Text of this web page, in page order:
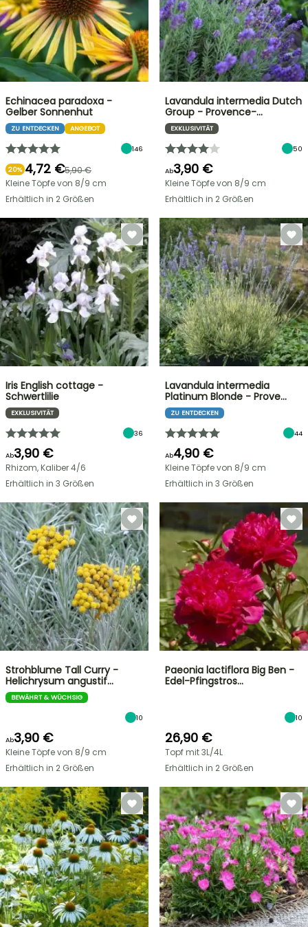
Echinacea paradoxa -
Gelber Sonnenhut
ZU ENTDECKEN ANGEBOT
146
20% 4,72 €5,90 €
Kleine Töpfe von 8/9 cm
Erhältlich in 2 Größen
Lavandula intermedia Dutch
Group - Provence-…
EXKLUSIVITÄT
50
Ab3,90 €
Kleine Töpfe von 8/9 cm
Erhältlich in 2 Größen
Iris English cottage -
Schwertlilie
EXKLUSIVITÄT
36
Ab3,90 €
Rhizom, Kaliber 4/6
Erhältlich in 3 Größen
Lavandula intermedia
Platinum Blonde - Prove…
ZU ENTDECKEN
44
Ab4,90 €
Kleine Töpfe von 8/9 cm
Erhältlich in 3 Größen
Strohblume Tall Curry -
Helichrysum angustif…
BEWÄHRT & WÜCHSIG
10
Ab3,90 €
Kleine Töpfe von 8/9 cm
Erhältlich in 2 Größen
Paeonia lactiflora Big Ben -
Edel-Pfingstros…
10
26,90 €
Topf mit 3L/4L
Erhältlich in 2 Größen